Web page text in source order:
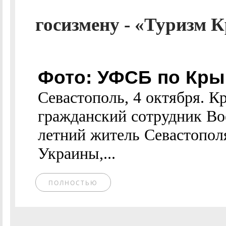
госизмену - «Туризм
Фото: УФСБ по
Севастополь, 4 октября.
гражданский сотрудник
летний житель
Украины,...
ПОЛНОСТЬЮ